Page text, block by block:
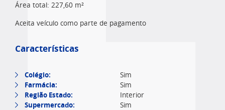
Área total: 227,60 m²
Aceita veículo como parte de pagamento
Características
Colégio: Sim
Farmácia: Sim
Região Estado: Interior
Supermercado: Sim